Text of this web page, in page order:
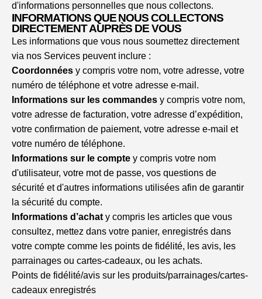
d'informations personnelles que nous collectons.
INFORMATIONS QUE NOUS COLLECTONS
DIRECTEMENT AUPRÈS DE VOUS
Les informations que vous nous soumettez directement
via nos Services peuvent inclure :
Coordonnées y compris votre nom, votre adresse, votre
numéro de téléphone et votre adresse e-mail.
Informations sur les commandes y compris votre nom,
votre adresse de facturation, votre adresse d’expédition,
votre confirmation de paiement, votre adresse e-mail et
votre numéro de téléphone.
Informations sur le compte y compris votre nom
d'utilisateur, votre mot de passe, vos questions de
sécurité et d'autres informations utilisées afin de garantir
la sécurité du compte.
Informations d’achat y compris les articles que vous
consultez, mettez dans votre panier, enregistrés dans
votre compte comme les points de fidélité, les avis, les
parrainages ou cartes-cadeaux, ou les achats.
Points de fidélité/avis sur les produits/parrainages/cartes-
cadeaux enregistrés